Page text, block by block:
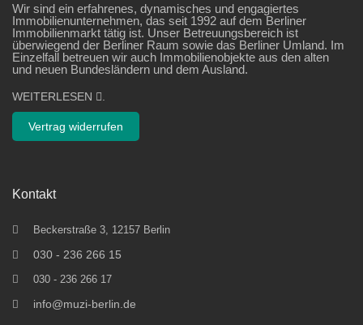
Wir sind ein erfahrenes, dynamisches und engagiertes
Immobilienunternehmen, das seit 1992 auf dem Berliner
Immobilienmarkt tätig ist. Unser Betreuungsbereich ist
überwiegend der Berliner Raum sowie das Berliner Umland. Im
Einzelfall betreuen wir auch Immobilienobjekte aus den alten
und neuen Bundesländern und dem Ausland.
WEITERLESEN
Vertrag widerrufen
Kontakt
Beckerstraße 3, 12157 Berlin
030 - 236 266 15
030 - 236 266 17
info@muzi-berlin.de